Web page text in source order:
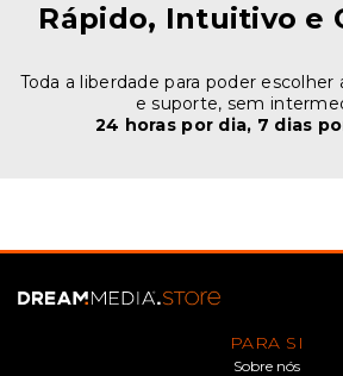
Rápido, Intuitivo e
Toda a liberdade para poder escolher
e suporte, sem
24 horas por dia, 7 dias
PARA SI
Sobre nós